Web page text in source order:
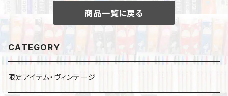
商品一覧に戻る
CATEGORY
限定アイテム・ヴィンテージ